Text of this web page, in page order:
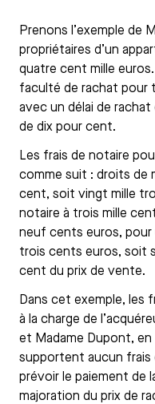
Prenons l’exemple de
propriétaires d’un
quatre cent mille
faculté de rachat pour
avec un délai de
de dix pour cent.
Les frais de notaire
comme suit : droits de
cent, soit vingt mille
notaire à trois mille
neuf cents euros,
trois cents euros, soit
cent du prix de vente.
Dans cet exemple, les
à la charge de
et Madame Dupont,
supportent aucun frais
prévoir le paiement de
majoration du prix de